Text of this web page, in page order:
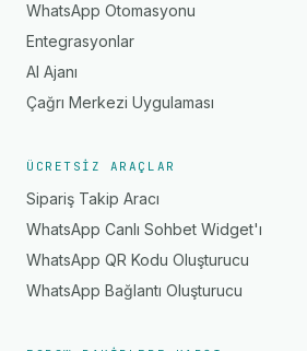
WhatsApp Otomasyonu
Entegrasyonlar
AI Ajanı
Çağrı Merkezi Uygulaması
ÜCRETSIZ ARAÇLAR
Sipariş Takip Aracı
WhatsApp Canlı Sohbet Widget'ı
WhatsApp QR Kodu Oluşturucu
WhatsApp Bağlantı Oluşturucu